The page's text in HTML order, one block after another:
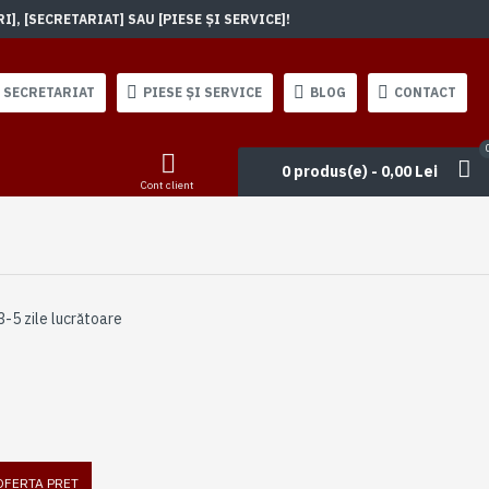
[SECRETARIAT] SAU [PIESE ȘI SERVICE]!
SECRETARIAT PIESE ȘI SERVICE BLOG CONTACT
Cont client
0 produs(e) - 0,00 Lei
5 zile lucrătoare
PRET